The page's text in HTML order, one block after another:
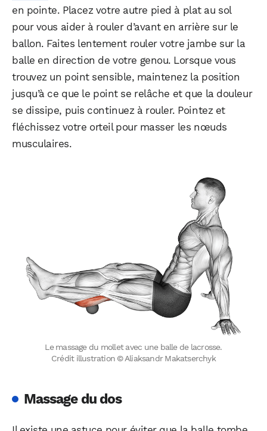
en pointe. Placez votre autre pied à plat au sol
pour vous aider à rouler d’avant en arrière sur le
ballon. Faites lentement rouler votre jambe sur la
balle en direction de votre genou. Lorsque vous
trouvez un point sensible, maintenez la position
jusqu’à ce que le point se relâche et que la douleur
se dissipe, puis continuez à rouler. Pointez et
fléchissez votre orteil pour masser les nœuds
musculaires.
Le massage du mollet avec une balle de lacrosse.
Crédit illustration © Aliaksandr Makatserchyk
Massage du dos